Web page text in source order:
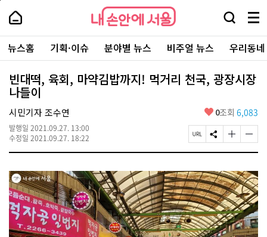
본
로
가
내
손
안
에
서
울
-
서
울
시
대
표
소
통
포
내
손
에
울
검
창
열
기
메
뉴
전
체
보
기
주
요
서
뉴스홈 기획·이슈 분야별 뉴스 비주얼 뉴스 우리동
빈대떡, 육회, 마약김밥까지! 먹거리 천국, 광장시장
나들이
시민기자 조수연
발행일 2021.09.27. 13:00
수정일 2021.09.27. 18:22
좋
요
0조회 6,083
페
이
U
R
L
복
사
S
N
공
유
하
기
글
자
기
크
게
변
경
하
기
글
자
기
작
게
변
경
하
기
페
상
단
로